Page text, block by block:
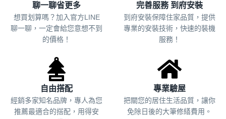
聊一聊省更多
想買划算嗎？加入官方LINE
聊一聊，一定會給您意想不到
的價格！
完善服務 到府安裝
到府安裝保障住家品質，提供
專業的安裝技術，快速的裝機
服務！
自由搭配
經銷多家知名品牌，專人為您
推薦最適合的搭配，用得安
專業驗屋
把關您的居住生活品質， 讓你
免除日後的大筆修繕費用。